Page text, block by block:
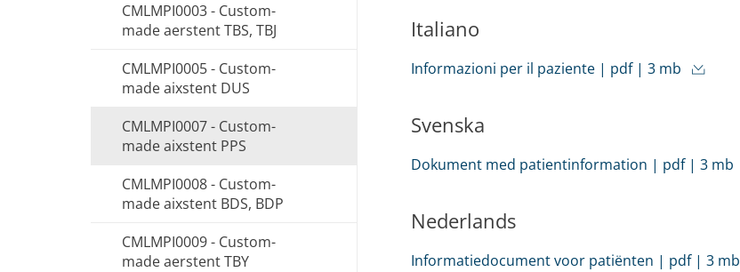
CMLMPI0003 - Custom-
made aerstent TBS, TBJ
CMLMPI0005 - Custom-
made aixstent DUS
CMLMPI0007 - Custom-
made aixstent PPS
CMLMPI0008 - Custom-
made aixstent BDS, BDP
CMLMPI0009 - Custom-
made aerstent TBY
Italiano
Informazioni per il paziente | pdf | 3 mb
Svenska
Dokument med patientinformation | pdf | 3 mb
Nederlands
Informatiedocument voor patiënten | pdf | 3 mb